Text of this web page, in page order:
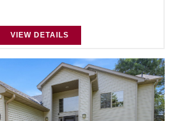
VIEW DETAILS